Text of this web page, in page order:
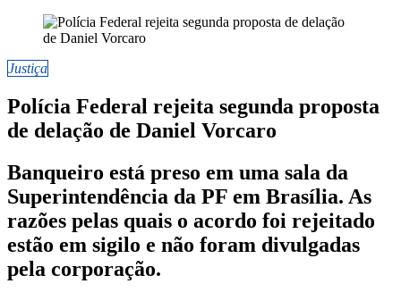
Justiça
Polícia Federal rejeita segunda proposta
de delação de Daniel Vorcaro
Banqueiro está preso em uma sala da
Superintendência da PF em Brasília. As
razões pelas quais o acordo foi rejeitado
estão em sigilo e não foram divulgadas
pela corporação.